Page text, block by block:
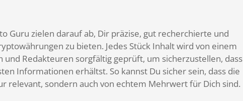
Guru zielen darauf ab, Dir präzise, gut recherchierte und
zu bieten. Jedes Stück Inhalt wird von einem
Redakteuren sorgfältig geprüft, um sicherzustellen, dass
Informationen erhältst. So kannst Du sicher sein, dass die
relevant, sondern auch von echtem Mehrwert für Dich sind.